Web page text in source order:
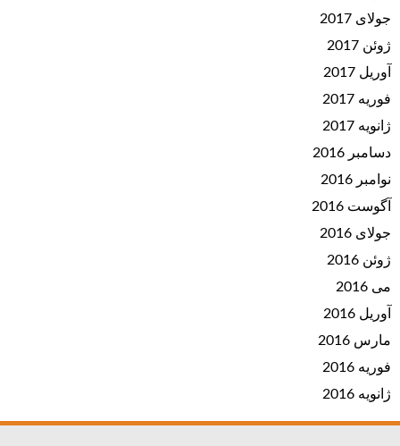
جولای 2017
ژوئن 2017
آوریل 2017
فوریه 2017
ژانویه 2017
دسامبر 2016
نوامبر 2016
آگوست 2016
جولای 2016
ژوئن 2016
می 2016
آوریل 2016
مارس 2016
فوریه 2016
ژانویه 2016